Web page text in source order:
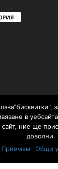
в
сайт, ние ще
доволни.
Приемам
Общи